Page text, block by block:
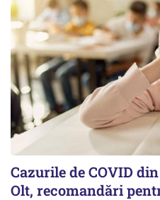
Cazurile de COVID
Olt, recomandări